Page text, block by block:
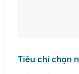
Tiêu chí chọn